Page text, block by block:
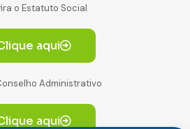
o Estatuto Social
aqui
Administrativo
aqui